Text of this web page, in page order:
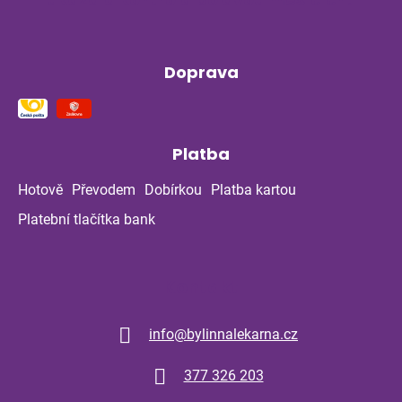
Doprava
Platba
Hotově Převodem Dobírkou
Platba kartou
Platební tlačítka bank
info@bylinnalekarna.cz
377 326 203